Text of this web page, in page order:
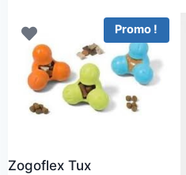
Promo !
Zogoflex Tux